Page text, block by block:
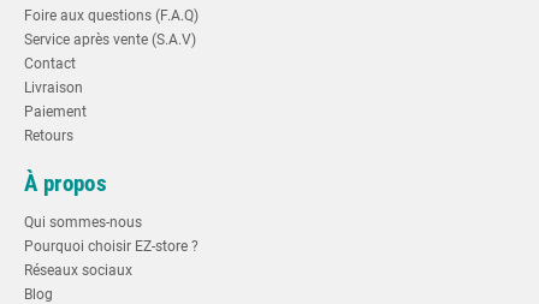
Foire aux questions (F.A.Q)
Service après vente (S.A.V)
Contact
Livraison
Paiement
Retours
À propos
Qui sommes-nous
Pourquoi choisir EZ-store ?
Réseaux sociaux
Blog